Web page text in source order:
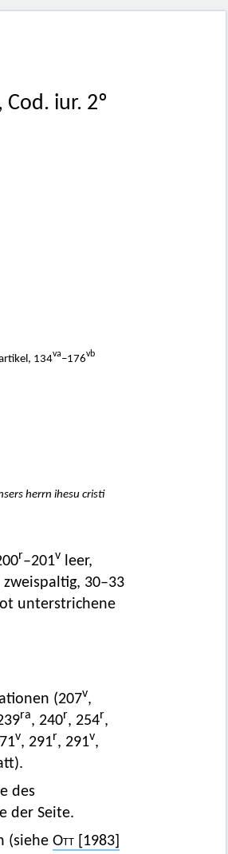
iur. 2º
134va–176vb
herrn ihesu cristi
r–201v leer,
zweispaltig, 30–33
unterstrichene
(207v,
ra, 240r, 254r,
v, 291r, 291v,
des
der Seite.
(siehe Ott[1983]